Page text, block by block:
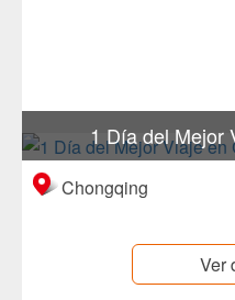
1 Día del Mejor
Chongqing
Ver